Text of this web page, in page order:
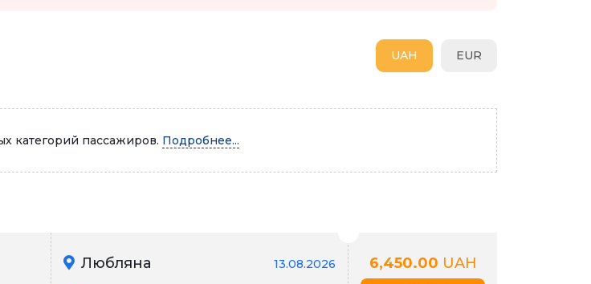
EUR
UAH
категорий пассажиров. Подробнее...
Любляна 13.08.2026 6,450.00 UAH